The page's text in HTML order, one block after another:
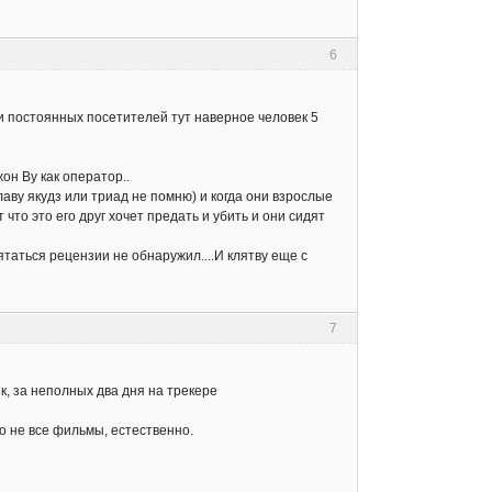
6
посетителей тут наверное человек 5
Ву как оператор..
якудз или триад не помню) и когда они взрослые
это его друг хочет предать и убить и они сидят
рецензии не обнаружил....И клятву еще с
7
за неполных два дня на трекере
не все фильмы, естественно.